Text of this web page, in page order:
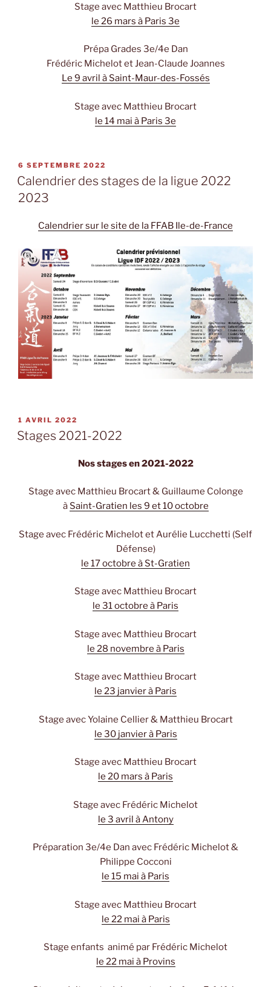
Stage avec Matthieu Brocart
le 26 mars à Paris 3e
Prépa Grades 3e/4e Dan
Frédéric Michelot et Jean-Claude Joannes
Le 9 avril à Saint-Maur-des-Fossés
Stage avec Matthieu Brocart
le 14 mai à Paris 3e
PUBLIÉ
LE
6 SEPTEMBRE 2022
Calendrier des stages de la ligue 2022
2023
Calendrier sur le site de la FFAB Ile-de-France
PUBLIÉ
LE
1 AVRIL 2022
Stages 2021-2022
Nos stages en 2021-2022
Stage avec Matthieu Brocart & Guillaume Colonge
à Saint-Gratien les 9 et 10 octobre
Stage avec Frédéric Michelot et Aurélie Lucchetti (Self
Défense)
le 17 octobre à St-Gratien
Stage avec Matthieu Brocart
le 31 octobre à Paris
Stage avec Matthieu Brocart
le 28 novembre à Paris
Stage avec Matthieu Brocart
le 23 janvier à Paris
Stage avec Yolaine Cellier & Matthieu Brocart
le 30 janvier à Paris
Stage avec Matthieu Brocart
le 20 mars à Paris
Stage avec Frédéric Michelot
le 3 avril à Antony
Préparation 3e/4e Dan avec Frédéric Michelot &
Philippe Cocconi
le 15 mai à Paris
Stage avec Matthieu Brocart
le 22 mai à Paris
Stage enfants animé par Frédéric Michelot
le 22 mai à Provins